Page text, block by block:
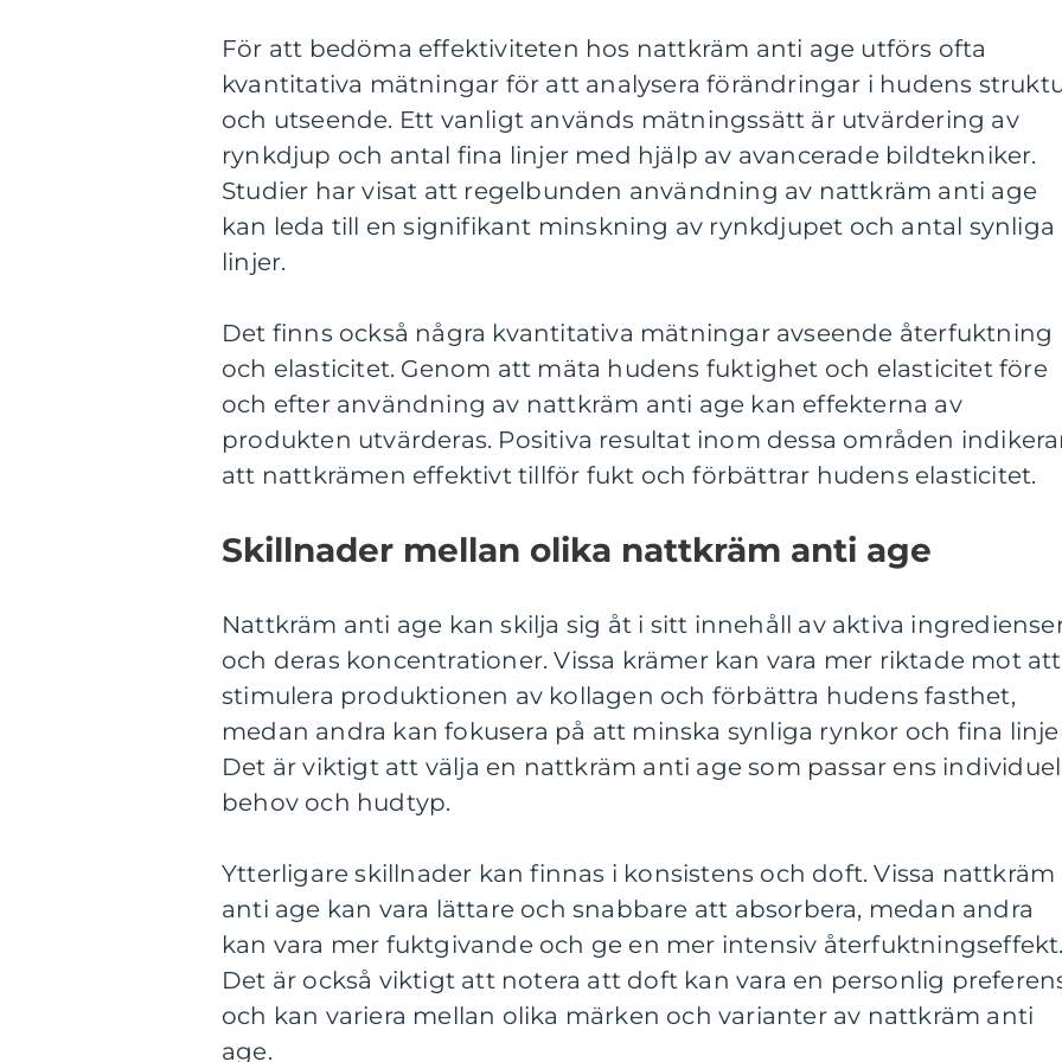
För att bedöma effektiviteten hos nattkräm anti age utförs ofta
kvantitativa mätningar för att analysera förändringar i hudens
och utseende. Ett vanligt används mätningssätt är utvärdering av
rynkdjup och antal fina linjer med hjälp av avancerade bildtekniker.
Studier har visat att regelbunden användning av nattkräm anti age
kan leda till en signifikant minskning av rynkdjupet och antal synliga
linjer.
Det finns också några kvantitativa mätningar avseende återfuktning
och elasticitet. Genom att mäta hudens fuktighet och elasticitet före
och efter användning av nattkräm anti age kan effekterna av
produkten utvärderas. Positiva resultat inom dessa områden
att nattkrämen effektivt tillför fukt och förbättrar hudens elasticitet.
Skillnader mellan olika nattkräm anti age
Nattkräm anti age kan skilja sig åt i sitt innehåll av aktiva
och deras koncentrationer. Vissa krämer kan vara mer riktade mot att
stimulera produktionen av kollagen och förbättra hudens fasthet,
medan andra kan fokusera på att minska synliga rynkor och fina
Det är viktigt att välja en nattkräm anti age som passar ens
behov och hudtyp.
Ytterligare skillnader kan finnas i konsistens och doft. Vissa nattkräm
anti age kan vara lättare och snabbare att absorbera, medan andra
kan vara mer fuktgivande och ge en mer intensiv
Det är också viktigt att notera att doft kan vara en personlig
och kan variera mellan olika märken och varianter av nattkräm anti
age.